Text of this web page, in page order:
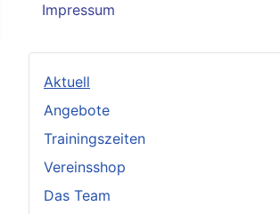
Impressum
Aktuell
Angebote
Trainingszeiten
Vereinsshop
Das Team